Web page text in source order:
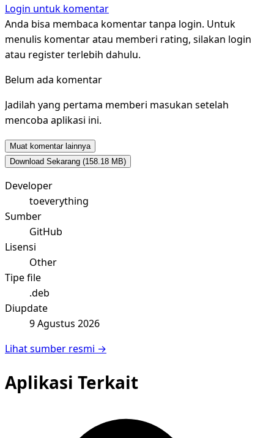
Login untuk komentar
Anda bisa membaca komentar tanpa login. Untuk
menulis komentar atau memberi rating, silakan login
atau register terlebih dahulu.
Belum ada komentar
Jadilah yang pertama memberi masukan setelah
mencoba aplikasi ini.
Muat komentar lainnya
Download Sekarang (158.18 MB)
Developer
toeverything
Sumber
GitHub
Lisensi
Other
Tipe file
.deb
Diupdate
9 Agustus 2026
Lihat sumber resmi →
Aplikasi Terkait